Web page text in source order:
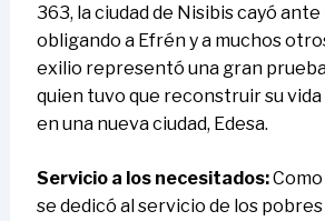
363, la ciudad de Nisibis cayó ante
obligando a Efrén y a muchos
exilio representó una gran
quien tuvo que reconstruir su
en una nueva ciudad, Edesa.
Servicio a los necesitados:Como
se dedicó al servicio de los